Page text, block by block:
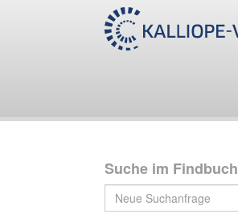
Suche im Findbuch
Archiv Herbert Meier
Briefe